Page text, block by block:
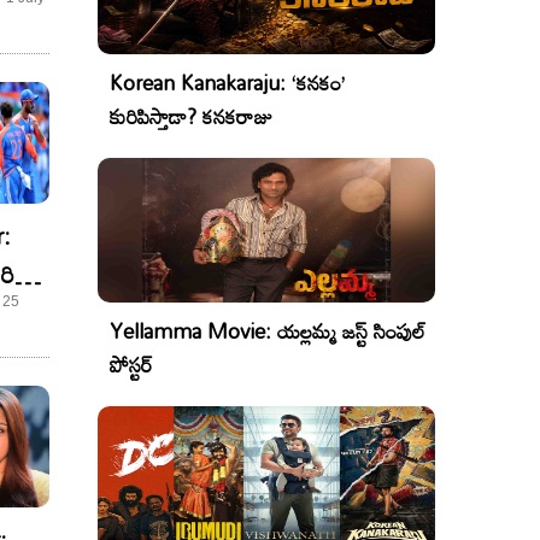
Korean Kanakaraju: ‘కనకం’
కురిపిస్తాడా? కనకరాజు
Yellamma Movie: యల్లమ్మ జస్ట్ సింపుల్
పోస్టర్